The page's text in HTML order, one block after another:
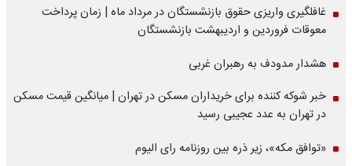
غافلگیری واریزی حقوق بازنشستگان در مرداد ماه | زمان پرداخت
معوقات فروردین و اردیبهشت بازنشستگان
هشدار مدودف به رهبران غربی
خبر شوکه کننده برای خریداران مسکن در تهران | میانگین قیمت مسکن
در تهران به عدد عجیبی رسید
«توافق مکه»، زیر ذره بین روزنامه رای الیوم